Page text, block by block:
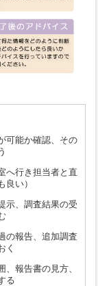
可能か確認、その
へ行き担当者と直
良い）
示、調査結果の受
の報告、追加調査
く
報告書の見方、
る